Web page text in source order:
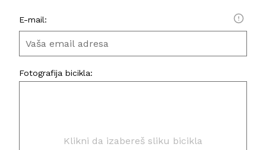
E-mail:
Fotografija bicikla:
Klikni da izabereš sliku bicikla